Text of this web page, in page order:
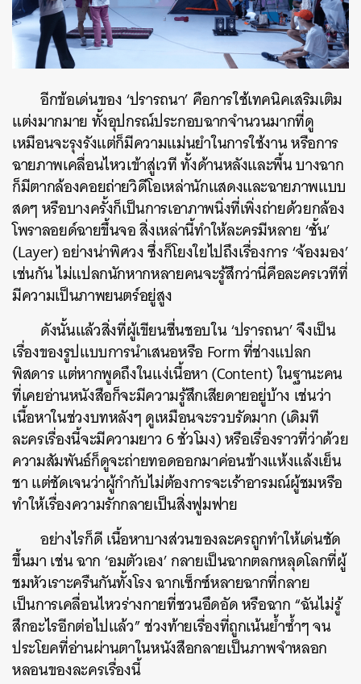
อีกข้อเด่นของ ‘ปรารถนา’ คือการใช้เทคนิคเสริมเติม
แต่งมากมาย ทั้งอุปกรณ์ประกอบฉากจำนวนมากที่ดู
เหมือนจะรุงรังแต่ก็มีความแม่นยำในการใช้งาน หรือการ
ฉายภาพเคลื่อนไหวเข้าสู่เวที ทั้งด้านหลังและพื้น บางฉาก
ก็มีตากล้องคอยถ่ายวิดีโอเหล่านักแสดงและฉายภาพแบบ
สดๆ หรือบางครั้งก็เป็นการเอาภาพนิ่งที่เพิ่งถ่ายด้วยกล้อง
โพราลอยด์ฉายขึ้นจอ สิ่งเหล่านี้ทำให้ละครมีหลาย ‘ชั้น’
(Layer) อย่างน่าพิศวง ซึ่งก็โยงใยไปถึงเรื่องการ ‘จ้องมอง’
เช่นกัน ไม่แปลกนักหากหลายคนจะรู้สึกว่านี่คือละครเวทีที่
มีความเป็นภาพยนตร์อยู่สูง
ดังนั้นแล้วสิ่งที่ผู้เขียนชื่นชอบใน ‘ปรารถนา’ จึงเป็น
เรื่องของรูปแบบการนำเสนอหรือ Form ที่ช่างแปลก
พิสดาร แต่หากพูดถึงในแง่เนื้อหา (Content) ในฐานะคน
ที่เคยอ่านหนังสือก็จะมีความรู้สึกเสียดายอยู่บ้าง เช่นว่า
เนื้อหาในช่วงบทหลังๆ ดูเหมือนจะรวบรัดมาก (เดิมที
ละครเรื่องนี้จะมีความยาว 6 ชั่วโมง) หรือเรื่องราวที่ว่าด้วย
ความสัมพันธ์ก็ดูจะถ่ายทอดออกมาค่อนข้างแห้งแล้งเย็น
ชา แต่ชัดเจนว่าผู้กำกับไม่ต้องการจะเร้าอารมณ์ผู้ชมหรือ
ทำให้เรื่องความรักกลายเป็นสิ่งฟูมฟาย
อย่างไรก็ดี เนื้อหาบางส่วนของละครถูกทำให้เด่นชัด
ขึ้นมา เช่น ฉาก ‘อมตัวเอง’ กลายเป็นฉากตลกหลุดโลกที่ผู้
ชมหัวเราะครืนกันทั้งโรง ฉากเซ็กซ์หลายฉากที่กลาย
เป็นการเคลื่อนไหวร่างกายที่ชวนอึดอัด หรือฉาก “ฉันไม่รู้
สึกอะไรอีกต่อไปแล้ว” ช่วงท้ายเรื่องที่ถูกเน้นย้ำซ้ำๆ จน
ประโยคที่อ่านผ่านตาในหนังสือกลายเป็นภาพจำหลอก
หลอนของละครเรื่องนี้